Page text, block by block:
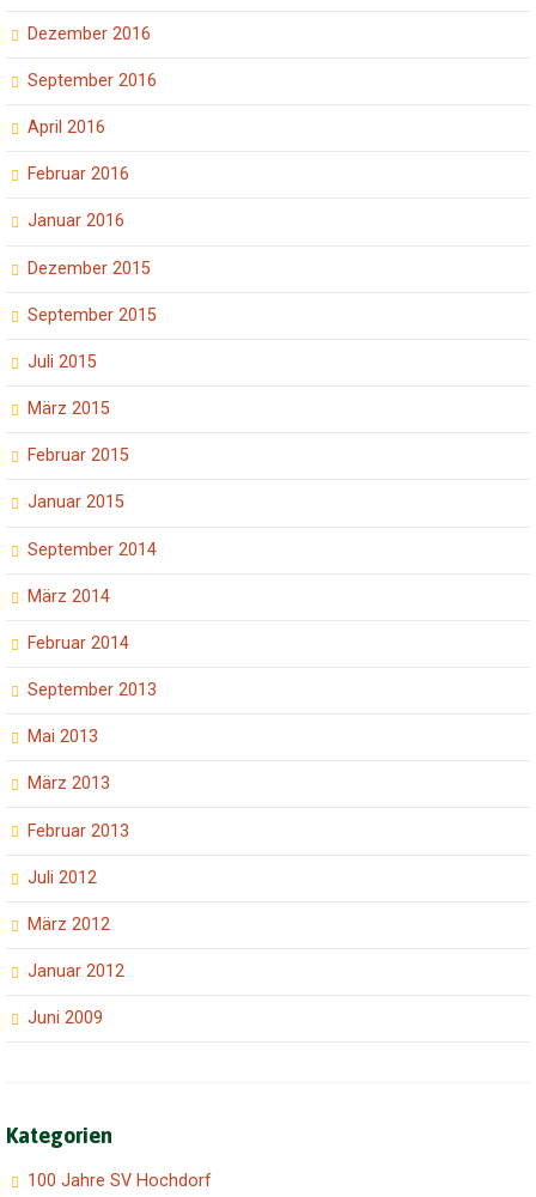
Dezember 2016
September 2016
April 2016
Februar 2016
Januar 2016
Dezember 2015
September 2015
Juli 2015
März 2015
Februar 2015
Januar 2015
September 2014
März 2014
Februar 2014
September 2013
Mai 2013
März 2013
Februar 2013
Juli 2012
März 2012
Januar 2012
Juni 2009
Kategorien
100 Jahre SV Hochdorf